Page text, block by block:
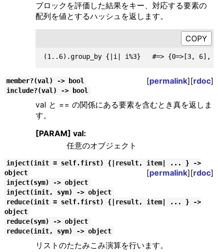
ブロックを評価した結果をキー、対応する要素の
配列を値とするハッシュを返します。
member?(val) -> bool [permalink][rdoc]
include?(val) -> bool
val と == の関係にある要素を含むとき真を返しま
す。
[PARAM] val:
任意のオブジェクト
inject(init = self.first) {|result, item| ... } ->
object
[permalink][rdoc]
inject(sym) -> object
inject(init, sym) -> object
reduce(init = self.first) {|result, item| ... } ->
object
reduce(sym) -> object
reduce(init, sym) -> object
リストのたたみこみ演算を行います。